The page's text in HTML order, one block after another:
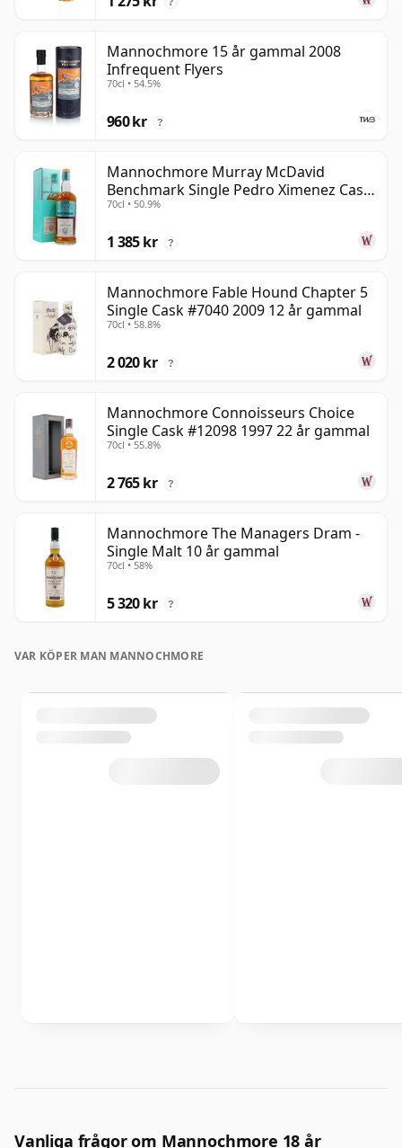
Mannochmore 15 år gammal 2008
Infrequent Flyers
70cl • 54.5%
960 kr ?
Mannochmore Murray McDavid
Benchmark Single Pedro Ximenez Cask
2008 13 år gammal
70cl • 50.9%
1 385 kr ?
Mannochmore Fable Hound Chapter 5
Single Cask #7040 2009 12 år gammal
70cl • 58.8%
2 020 kr ?
Mannochmore Connoisseurs Choice
Single Cask #12098 1997 22 år gammal
70cl • 55.8%
2 765 kr ?
Mannochmore The Managers Dram -
Single Malt 10 år gammal
70cl • 58%
5 320 kr ?
VAR KÖPER MAN MANNOCHMORE
Vanliga frågor om Mannochmore 18 år